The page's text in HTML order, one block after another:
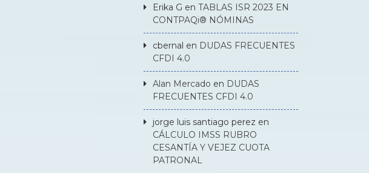
Erika G en TABLAS ISR 2023 EN
CONTPAQi® NÓMINAS
cbernal en DUDAS FRECUENTES
CFDI 4.0
Alan Mercado en DUDAS
FRECUENTES CFDI 4.0
jorge luis santiago perez en
CÁLCULO IMSS RUBRO
CESANTÍA Y VEJEZ CUOTA
PATRONAL